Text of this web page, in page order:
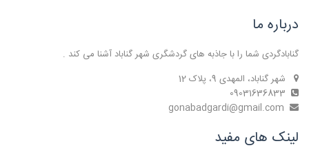
درباره ما
گنابادگردی شما را با جاذبه های گردشگری شهر گناباد آشنا می کند .
شهر گناباد، المهدی 9، پلاک 12
لینک های مفید